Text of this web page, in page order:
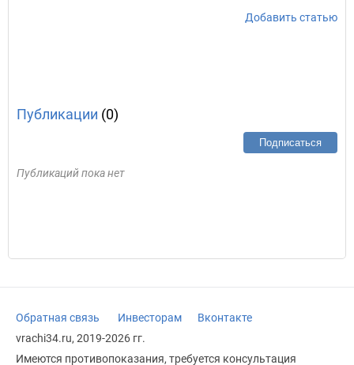
Добавить статью
Публикации (0)
Подписаться
Публикаций пока нет
Обратная связь Инвесторам
Вконтакте
vrachi34.ru, 2019-2026 гг.
Имеются противопоказания, требуется консультация